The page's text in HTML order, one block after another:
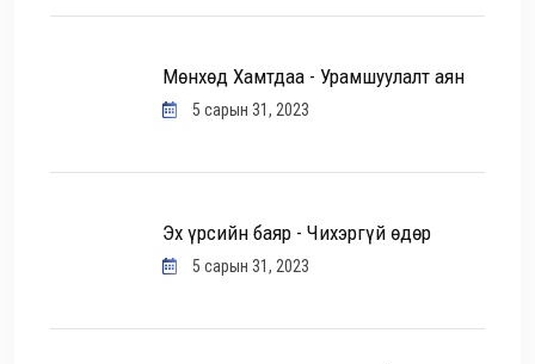
Мөнхөд Хамтдаа - Урамшуулалт аян
5 сарын 31, 2023
Эх үрсийн баяр - Чихэргүй өдөр
5 сарын 31, 2023